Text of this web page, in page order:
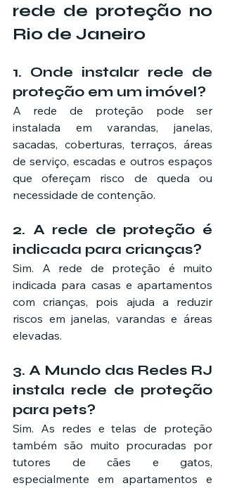
rede de proteção no
Rio de Janeiro
1. Onde instalar rede de
proteção em um imóvel?
A rede de proteção pode ser
instalada em varandas, janelas,
sacadas, coberturas, terraços, áreas
de serviço, escadas e outros espaços
que ofereçam risco de queda ou
necessidade de contenção.
2. A rede de proteção é
indicada para crianças?
Sim. A rede de proteção é muito
indicada para casas e apartamentos
com crianças, pois ajuda a reduzir
riscos em janelas, varandas e áreas
elevadas.
3. A Mundo das Redes RJ
instala rede de proteção
para pets?
Sim. As redes e telas de proteção
também são muito procuradas por
tutores de cães e gatos,
especialmente em apartamentos e